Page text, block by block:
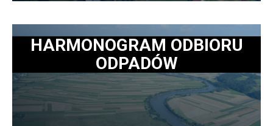
HARMONOGRAM ODBIORU
ODPADÓW